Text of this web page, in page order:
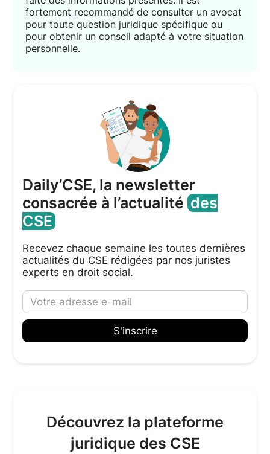
fortement recommandé de consulter un avocat
pour toute question juridique spécifique ou
pour obtenir un conseil adapté à votre situation
personnelle.
Daily’CSE, la newsletter
consacrée à l’actualitédes
CSE
Recevez chaque semaine les toutes dernières
actualités du CSE rédigées par nos juristes
experts en droit social.
Découvrez la plateforme
juridique des CSE